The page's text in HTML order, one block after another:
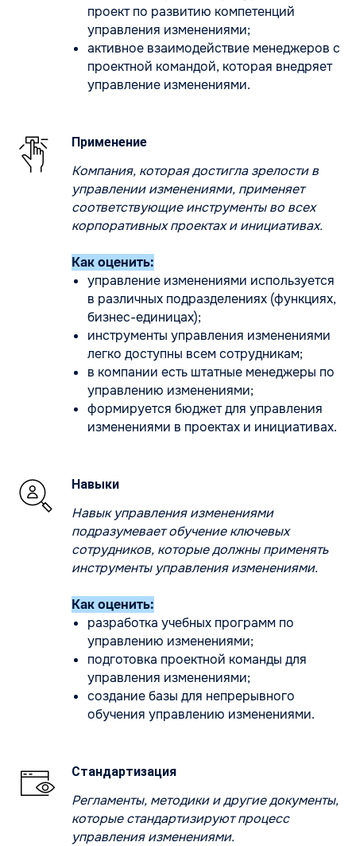
проект по развитию компетенций
управления изменениями;
активное взаимодействие менеджеров с
проектной командой, которая внедряет
управление изменениями.
Применение
Компания, которая достигла зрелости в
управлении изменениями, применяет
соответствующие инструменты во всех
корпоративных проектах и инициативах.
Как оценить:
управление изменениями используется
в различных подразделениях (функциях,
бизнес-единицах);
инструменты управления изменениями
легко доступны всем сотрудникам;
в компании есть штатные менеджеры по
управлению изменениями;
формируется бюджет для управления
изменениями в проектах и инициативах.
Навыки
Навык управления изменениями
подразумевает обучение ключевых
сотрудников, которые должны применять
инструменты управления изменениями.
Как оценить:
разработка учебных программ по
управлению изменениями;
подготовка проектной команды для
управления изменениями;
создание базы для непрерывного
обучения управлению изменениями.
Стандартизация
Регламенты, методики и другие документы,
которые стандартизируют процесс
управления изменениями.